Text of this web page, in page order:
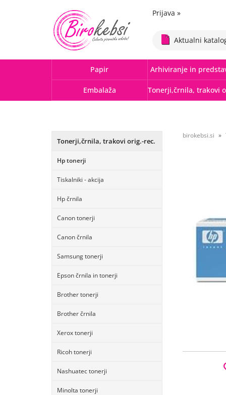
Prijava »
Aktualni
Papir Arhiviranje in
Embalaža
Tonerji,črnila, trakovi orig.-rec.
Hp tonerji
Tiskalniki - akcija
Hp črnila
Canon tonerji
Canon črnila
Samsung tonerji
Epson črnila in tonerji
Brother tonerji
Brother črnila
Xerox tonerji
Ricoh tonerji
Nashuatec tonerji
Minolta tonerji
birokebsi.si